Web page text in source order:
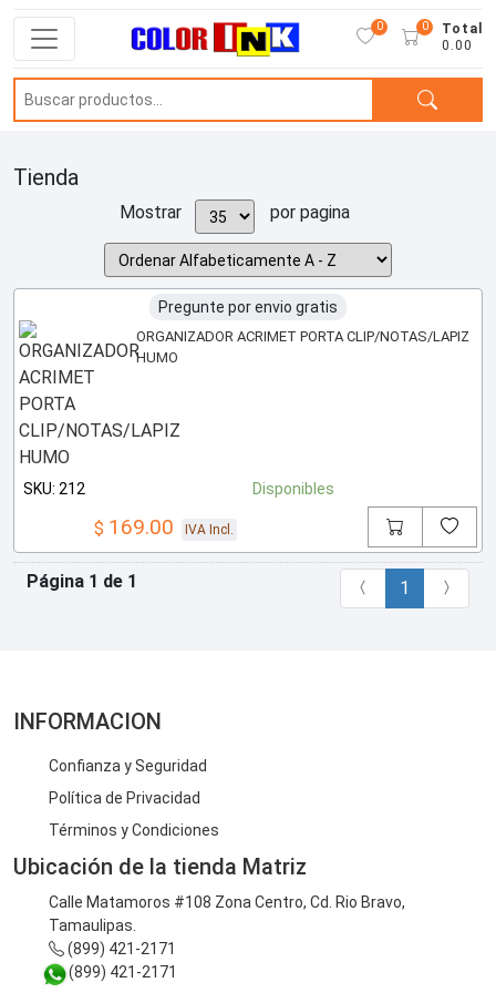
0
Total
0.00
0
Tienda
Mostrar por pagina
Pregunte por envio gratis
ORGANIZADOR ACRIMET PORTA CLIP/NOTAS/LAPIZ
HUMO
SKU: 212 Disponibles
$ 169.00 IVA Incl.
Página 1 de 1 1
INFORMACION
Confianza y Seguridad
Política de Privacidad
Términos y Condiciones
Ubicación de la tienda Matriz
Calle Matamoros #108 Zona Centro, Cd. Rio Bravo,
Tamaulipas.
(899) 421-2171
(899) 421-2171